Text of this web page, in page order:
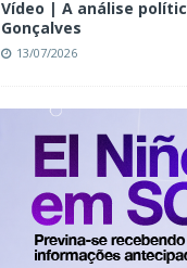
Vídeo | A análise
Gonçalves
13/07/2026